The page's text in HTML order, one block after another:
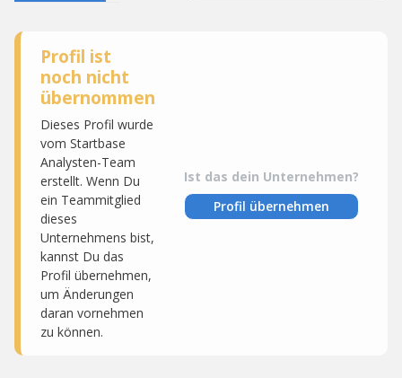
Profil ist
noch nicht
übernommen
Dieses Profil wurde
vom Startbase
Analysten-Team
erstellt. Wenn Du
ein Teammitglied
dieses
Unternehmens bist,
kannst Du das
Profil übernehmen,
um Änderungen
daran vornehmen
zu können.
Ist das dein Unternehmen?
Profil übernehmen